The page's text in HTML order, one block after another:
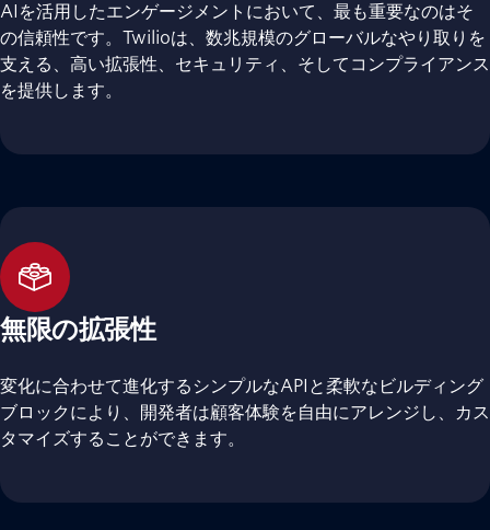
AIを活用したエンゲージメントにおいて、最も重要なのはそ
の信頼性です。Twilioは、数兆規模のグローバルなやり取りを
支える、高い拡張性、セキュリティ、そしてコンプライアンス
を提供します。
無限の拡張性
変化に合わせて進化するシンプルなAPIと柔軟なビルディング
ブロックにより、開発者は顧客体験を自由にアレンジし、カス
タマイズすることができます。